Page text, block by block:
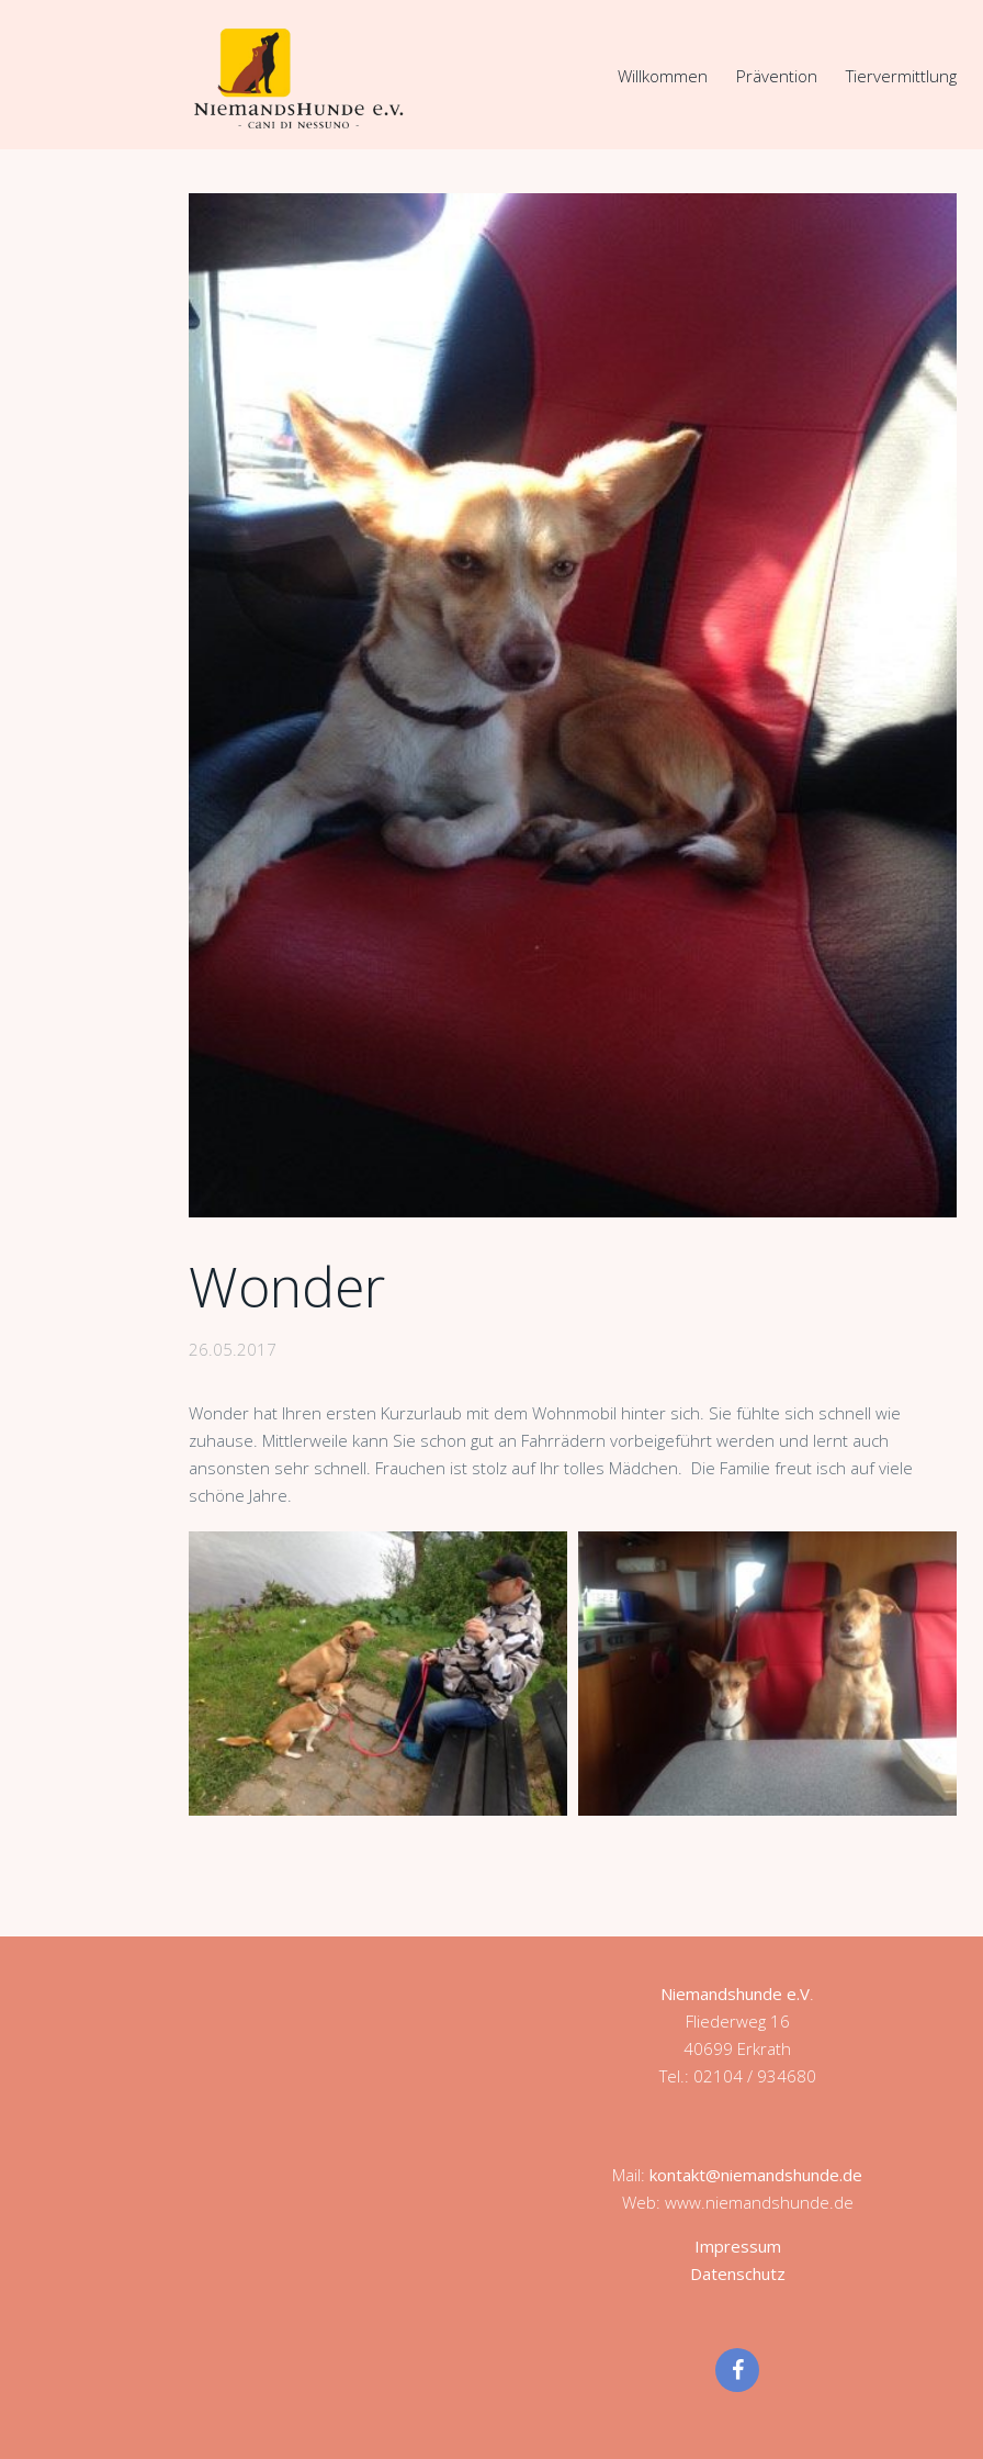
Willkommen Prävention Tiervermittlung
Wonder
26.05.2017
Wonder hat Ihren ersten Kurzurlaub mit dem Wohnmobil hinter sich. Sie fühlte sich schnell wie
zuhause. Mittlerweile kann Sie schon gut an Fahrrädern vorbeigeführt werden und lernt auch
ansonsten sehr schnell. Frauchen ist stolz auf Ihr tolles Mädchen. Die Familie freut isch auf viele
schöne Jahre.
Niemandshunde e.V
Fliederweg 16
40699 Erkrath
Tel.: 02104 / 934680
Mail: kontakt@niemandshunde.de
Web: www.niemandshunde.de
Impressum
Datenschutz